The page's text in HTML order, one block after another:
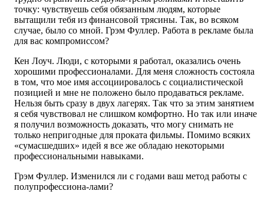
точку: чувствуешь себя обязанным людям, которые
вытащили тебя из финансовой трясины. Так, во всяком
случае, было со мной. Грэм Фуллер. Работа в рекламе была
для вас компромиссом?
Кен Лоуч. Люди, с которыми я работал, оказались очень
хорошими профессионалами. Для меня сложность состояла
в том, что мое имя ассоциировалось с социалистической
позицией и мне не положено было продаваться рекламе.
Нельзя быть сразу в двух лагерях. Так что за этим занятием
я себя чувствовал не слишком комфортно. Но так или иначе
я получил возможность доказать, что могу снимать не
только непригодные для проката фильмы. Помимо всяких
«сумасшедших» идей я все же обладаю некоторыми
профессиональными навыками.
Грэм Фуллер. Изменился ли с годами ваш метод работы с
полупрофессиона-лами?